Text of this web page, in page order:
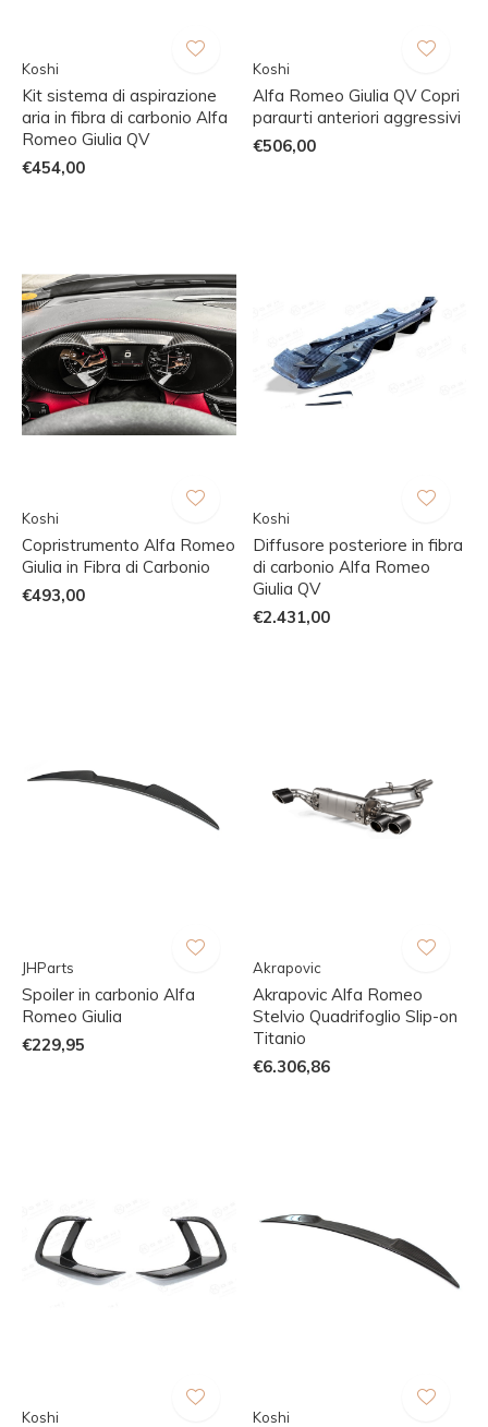
Koshi
Kit sistema di aspirazione
aria in fibra di carbonio Alfa
Romeo Giulia QV
€454,00
Koshi
Alfa Romeo Giulia QV Copri
paraurti anteriori aggressivi
€506,00
Koshi
Copristrumento Alfa Romeo
Giulia in Fibra di Carbonio
€493,00
Koshi
Diffusore posteriore in fibra
di carbonio Alfa Romeo
Giulia QV
€2.431,00
JHParts
Spoiler in carbonio Alfa
Romeo Giulia
€229,95
Akrapovic
Akrapovic Alfa Romeo
Stelvio Quadrifoglio Slip-on
Titanio
€6.306,86
Koshi Koshi